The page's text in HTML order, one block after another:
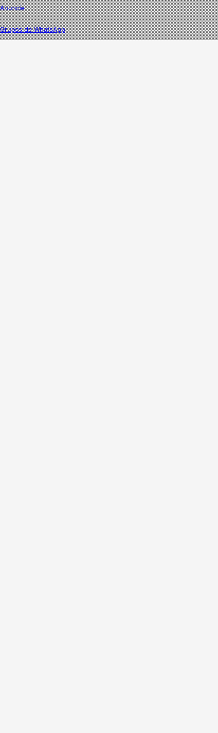
Anuncie
Grupos de WhatsApp